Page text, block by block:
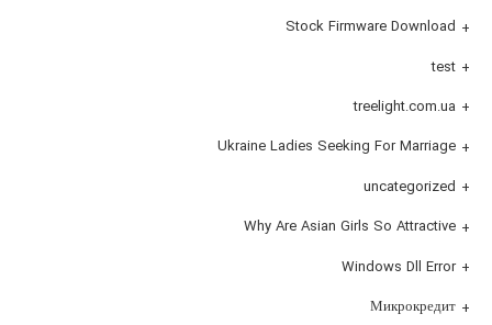
Stock Firmware Download
test
treelight.com.ua
Ukraine Ladies Seeking For Marriage
uncategorized
Why Are Asian Girls So Attractive
Windows Dll Error
Микрокредит